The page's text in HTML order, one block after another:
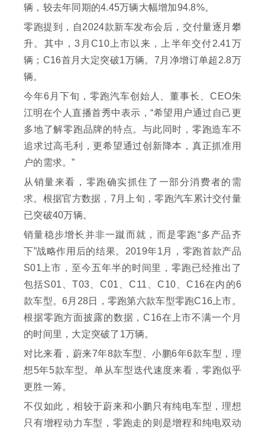
辆，较去年同期的4.45万辆大幅增加94.8%。
零跑提到，自2024款新车发布会后，交付量逐月攀
升。其中，3月C10上市以来，上半年交付2.41万
辆；C16首月大定突破1万辆。7月净增订单超2.8万
辆。
今年6月下旬，零跑汽车创始人、董事长、CEO朱
江明在个人直播首秀中表示，“希望用户通过自己更
多地了解零跑品牌的特点。与此同时，零跑造车不
追求过高毛利，更希望通过创新降本，真正抓准用
户的需求。”
从销量来看，零跑确实抓住了一部分消费者的需
求。根据官方数据，7月上旬，零跑汽车累计交付量
已突破40万辆。
销量稳步增长并非一蹴而就，而是零跑“多产品齐
下”战略作用后的结果。2019年1月，零跑首款产品
S01上市，至今五年半的时间里，零跑已经推出了
包括S01、T03、C01、C11、C10、C16在内的6
款车型。6月28日，零跑第六款车型零跑C16上市。
根据零跑方面披露的数据，C16在上市不满一个月
的时间里，大定突破了1万辆。
对比来看，蔚来7年8款车型、小鹏6年6款车型，理
想5年5款车型。单从车型迭代速度来看，零跑似乎
更胜一筹。
不仅如此，相较于蔚来和小鹏只有纯电车型，理想
只有增程动力车型，零跑走的则是增程和纯电双动